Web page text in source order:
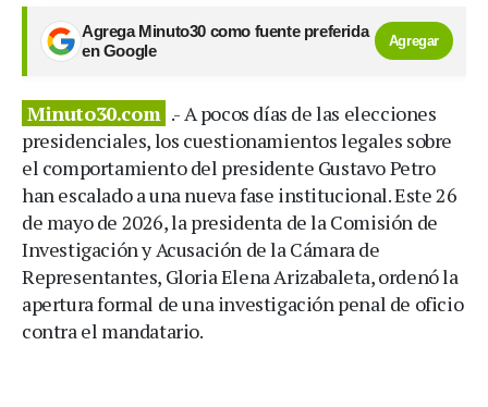
Agrega Minuto30 como fuente preferida
en Google
Agregar
Minuto30.com .- A pocos días de las elecciones
presidenciales, los cuestionamientos legales sobre
el comportamiento del presidente Gustavo Petro
han escalado a una nueva fase institucional. Este 26
de mayo de 2026, la presidenta de la Comisión de
Investigación y Acusación de la Cámara de
Representantes, Gloria Elena Arizabaleta, ordenó la
apertura formal de una investigación penal de oficio
contra el mandatario.